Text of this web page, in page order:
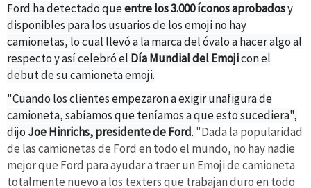
Ford ha detectado queentre los 3.000 íconos aprobadosy
disponibles para los usuarios de los emoji no hay
camionetas, lo cual llevó a la marca del óvalo a hacer algo al
respecto y así celebró el Día Mundial del Emojicon el
debut de su camioneta emoji.
"Cuando los clientes empezaron a exigir unafigura de
camioneta, sabíamos que teníamos a que esto sucediera",
dijo Joe Hinrichs, presidente de Ford. "Dada la popularidad
de las camionetas de Ford en todo el mundo, no hay nadie
mejor que Ford para ayudar a traer un Emoji de camioneta
totalmente nuevo a los texters que trabajan duro en todo